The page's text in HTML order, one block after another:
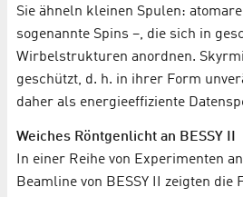
Sie ähneln kleinen Spulen:
sogenannte Spins –, die sich in
Wirbelstrukturen anordnen.
geschützt, d. h. in ihrer Form
daher als energieeffiziente
Weiches Röntgenlicht an BESSY II
In einer Reihe von Experimenten
Beamline von BESSY II zeigten die